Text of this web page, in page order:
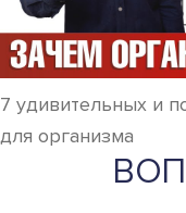
7 удивительных и
для организма